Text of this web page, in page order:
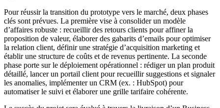
Pour réussir la transition du prototype vers le marché, deux phases
clés sont prévues. La première vise à consolider un modèle
d’affaires robuste : recueillir des retours clients pour affiner la
proposition de valeur, élaborer des gabarits d’emails pour optimiser
la relation client, définir une stratégie d’acquisition marketing et
établir une structure de coûts et de revenus pertinente. La seconde
phase porte sur le déploiement opérationnel : rédiger un plan produit
détaillé, lancer un portail client pour recueillir suggestions et signaler
les anomalies, implémenter un CRM (ex. : HubSpot) pour
automatiser le suivi et élaborer une grille tarifaire cohérente.